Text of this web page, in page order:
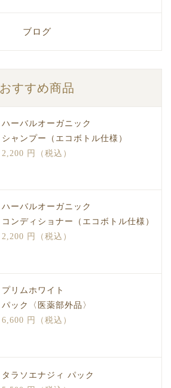
ブログ
おすすめ商品
ハーバルオーガニック
シャンプー（エコボトル仕様）
2,200 円（税込）
ハーバルオーガニック
コンディショナー（エコボトル仕様）
2,200 円（税込）
プリムホワイト
パック〈医薬部外品〉
6,600 円（税込）
タラソエナジィ パック